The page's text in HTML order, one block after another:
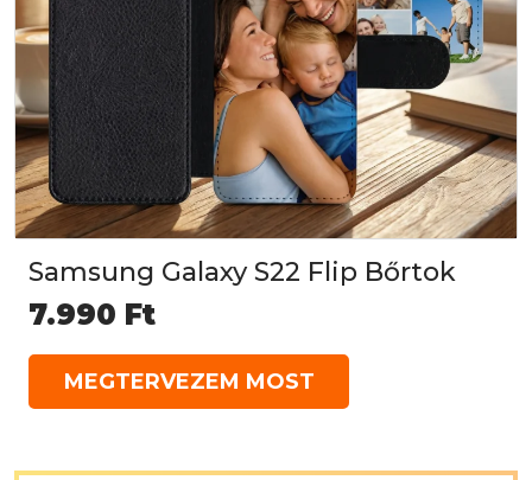
Samsung Galaxy S22 Flip Bőrtok
7.990 Ft
MEGTERVEZEM MOST